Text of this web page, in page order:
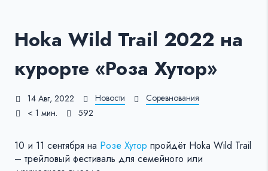
Hoka Wild Trail 2022 на
курорте «Роза Хутор»
14 Авг, 2022 Новости
Соревнования
< 1 мин.
592
10 и 11 сентября на Розе Хутор пройдёт Hoka Wild Trail
– трейловый фестиваль для семейного или